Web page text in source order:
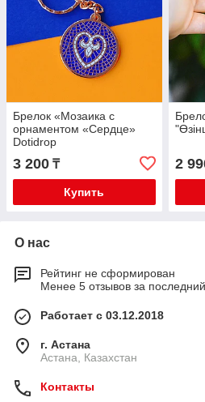
Брелок «Мозаика c
орнаментом «Сердце»
Dotidrop
3 200 ₸
Купить
2
О нас
Рейтинг не сформирован
Менее 5 отзывов за
Работает с 03.12.2018
г. Астана
Астана, Казахстан
Контакты